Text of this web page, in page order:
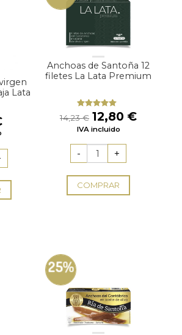
Lata
Anchoas de Santoña 12
filetes La Lata Premium
Valorado
con
4.80
de 5
14,23€ El
precio
era:
14,23 €.
12,80 €El
IVA incluido
COMPRAR
25%